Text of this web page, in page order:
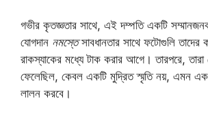
গভীর কৃতজ্ঞতার সাথে, এই দম্পতি একটি
যোগদান নমস্তেসাবধানতার সাথে ফটোগুলি তাদের
রাকস্যাকের মধ্যে টাক করার আগে। তারপরে,
ফেলেছিল, কেবল একটি মুদ্রিত স্মৃতি নয়, এমন এক
লালন করবে।